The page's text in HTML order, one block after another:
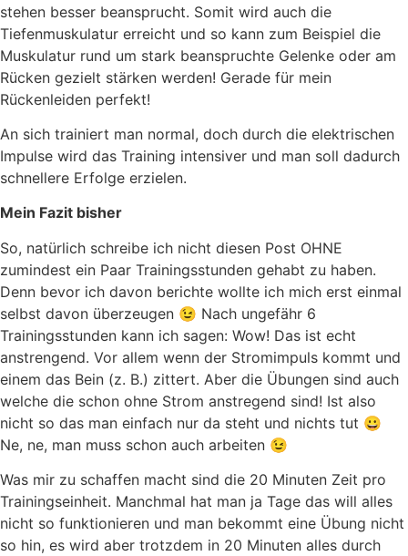
stehen besser beansprucht. Somit wird auch die
Tiefenmuskulatur erreicht und so kann zum Beispiel die
Muskulatur rund um stark beanspruchte Gelenke oder am
Rücken gezielt stärken werden! Gerade für mein
Rückenleiden perfekt!
An sich trainiert man normal, doch durch die elektrischen
Impulse wird das Training intensiver und man soll dadurch
schnellere Erfolge erzielen.
Mein Fazit bisher
So, natürlich schreibe ich nicht diesen Post OHNE
zumindest ein Paar Trainingsstunden gehabt zu haben.
Denn bevor ich davon berichte wollte ich mich erst einmal
selbst davon überzeugen 😉 Nach ungefähr 6
Trainingsstunden kann ich sagen: Wow! Das ist echt
anstrengend. Vor allem wenn der Stromimpuls kommt und
einem das Bein (z. B.) zittert. Aber die Übungen sind auch
welche die schon ohne Strom anstregend sind! Ist also
nicht so das man einfach nur da steht und nichts tut 😀
Ne, ne, man muss schon auch arbeiten 😉
Was mir zu schaffen macht sind die 20 Minuten Zeit pro
Trainingseinheit. Manchmal hat man ja Tage das will alles
nicht so funktionieren und man bekommt eine Übung nicht
so hin, es wird aber trotzdem in 20 Minuten alles durch